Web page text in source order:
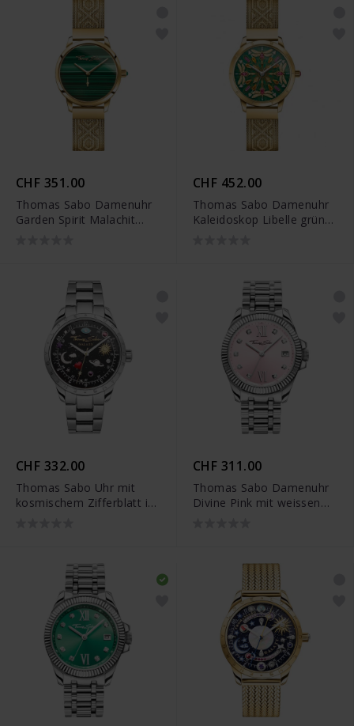
CHF 351.00
Thomas Sabo Damenuhr
Garden Spirit Malachit
CHF 452.00
Thomas Sabo Damenuhr
Kaleidoskop Libelle grün
CHF 332.00
Thomas Sabo Uhr mit
kosmischem Zifferblatt in
CHF 311.00
Thomas Sabo Damenuhr
Divine Pink mit weissen